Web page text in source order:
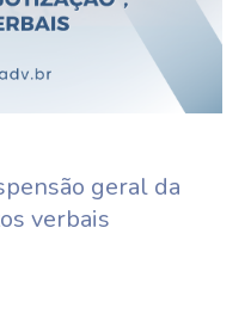
geral da
verbais